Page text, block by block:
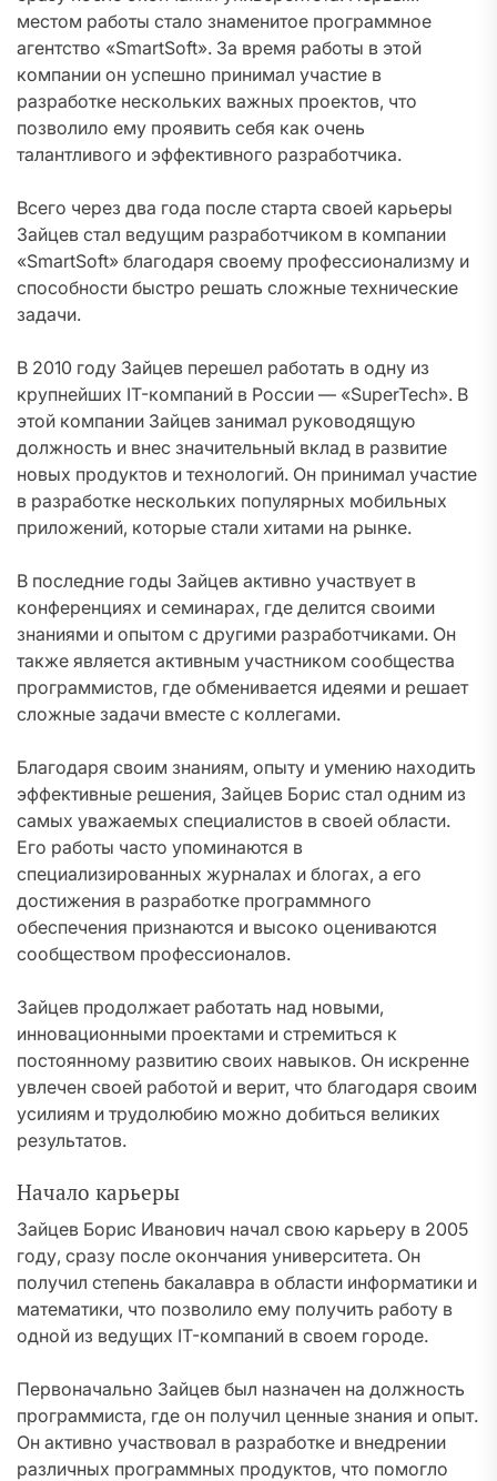
местом работы стало знаменитое программное
агентство «SmartSoft». За время работы в этой
компании он успешно принимал участие в
разработке нескольких важных проектов, что
позволило ему проявить себя как очень
талантливого и эффективного разработчика.
Всего через два года после старта своей карьеры
Зайцев стал ведущим разработчиком в компании
«SmartSoft» благодаря своему профессионализму и
способности быстро решать сложные технические
задачи.
В 2010 году Зайцев перешел работать в одну из
крупнейших IT-компаний в России — «SuperTech». В
этой компании Зайцев занимал руководящую
должность и внес значительный вклад в развитие
новых продуктов и технологий. Он принимал участие
в разработке нескольких популярных мобильных
приложений, которые стали хитами на рынке.
В последние годы Зайцев активно участвует в
конференциях и семинарах, где делится своими
знаниями и опытом с другими разработчиками. Он
также является активным участником сообщества
программистов, где обменивается идеями и решает
сложные задачи вместе с коллегами.
Благодаря своим знаниям, опыту и умению находить
эффективные решения, Зайцев Борис стал одним из
самых уважаемых специалистов в своей области.
Его работы часто упоминаются в
специализированных журналах и блогах, а его
достижения в разработке программного
обеспечения признаются и высоко оцениваются
сообществом профессионалов.
Зайцев продолжает работать над новыми,
инновационными проектами и стремиться к
постоянному развитию своих навыков. Он искренне
увлечен своей работой и верит, что благодаря своим
усилиям и трудолюбию можно добиться великих
результатов.
Начало карьеры
Зайцев Борис Иванович начал свою карьеру в 2005
году, сразу после окончания университета. Он
получил степень бакалавра в области информатики и
математики, что позволило ему получить работу в
одной из ведущих IT-компаний в своем городе.
Первоначально Зайцев был назначен на должность
программиста, где он получил ценные знания и опыт.
Он активно участвовал в разработке и внедрении
различных программных продуктов, что помогло